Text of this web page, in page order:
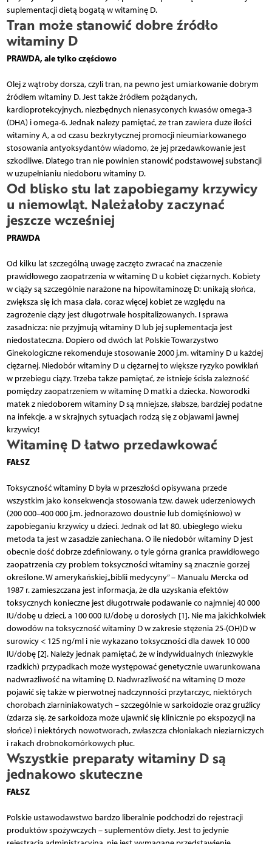
suplementacji dietą bogatą w witaminę D.
Tran może stanowić dobre źródło
witaminy D
PRAWDA, ale tylko częściowo
Olej z wątroby dorsza, czyli tran, na pewno jest umiarkowanie dobrym
źródłem witaminy D. Jest także źródłem pożądanych,
kardioprotekcyjnych, niezbędnych nienasyconych kwasów omega-3
(DHA) i omega-6. Jednak należy pamiętać, że tran zawiera duże ilości
witaminy A, a od czasu bezkrytycznej promocji nieumiarkowanego
stosowania antyoksydantów wiadomo, że jej przedawkowanie jest
szkodliwe. Dlatego tran nie powinien stanowić podstawowej substancji
w uzupełnianiu niedoboru witaminy D.
Od blisko stu lat zapobiegamy krzywicy
u niemowląt. Należałoby zaczynać
jeszcze wcześniej
PRAWDA
Od kilku lat szczególną uwagę zaczęto zwracać na znaczenie
prawidłowego zaopatrzenia w witaminę D u kobiet ciężarnych. Kobiety
w ciąży są szczególnie narażone na hipowitaminozę D: unikają słońca,
zwiększa się ich masa ciała, coraz więcej kobiet ze względu na
zagrożenie ciąży jest długotrwale hospitalizowanych. I sprawa
zasadnicza: nie przyjmują witaminy D lub jej suplementacja jest
niedostateczna. Dopiero od dwóch lat Polskie Towarzystwo
Ginekologiczne rekomenduje stosowanie 2000 j.m. witaminy D u każdej
ciężarnej. Niedobór witaminy D u ciężarnej to większe ryzyko powikłań
w przebiegu ciąży. Trzeba także pamiętać, że istnieje ścisła zależność
pomiędzy zaopatrzeniem w witaminę D matki a dziecka. Noworodki
matek z niedoborem witaminy D są mniejsze, słabsze, bardziej podatne
na infekcje, a w skrajnych sytuacjach rodzą się z objawami jawnej
krzywicy!
Witaminę D łatwo przedawkować
FAŁSZ
Toksyczność witaminy D była w przeszłości opisywana przede
wszystkim jako konsekwencja stosowania tzw. dawek uderzeniowych
(200 000–400 000 j.m. jednorazowo doustnie lub domięśniowo) w
zapobieganiu krzywicy u dzieci. Jednak od lat 80. ubiegłego wieku
metoda ta jest w zasadzie zaniechana. O ile niedobór witaminy D jest
obecnie dość dobrze zdefiniowany, o tyle górna granica prawidłowego
zaopatrzenia czy problem toksyczności witaminy są znacznie gorzej
określone. W amerykańskiej „biblii medycyny” – Manualu Mercka od
1987 r. zamieszczana jest informacja, że dla uzyskania efektów
toksycznych konieczne jest długotrwałe podawanie co najmniej 40 000
IU/dobę u dzieci, a 100 000 IU/dobę u dorosłych [1]. Nie ma jakichkolwiek
dowodów na toksyczność witaminy D w zakresie stężenia 25-(OH)D w
surowicy < 125 ng/ml i nie wykazano toksyczności dla dawek 10 000
IU/dobę [2]. Należy jednak pamiętać, że w indywidualnych (niezwykle
rzadkich) przypadkach może występować genetycznie uwarunkowana
nadwrażliwość na witaminę D. Nadwrażliwość na witaminę D może
pojawić się także w pierwotnej nadczynności przytarczyc, niektórych
chorobach ziarniniakowatych – szczególnie w sarkoidozie oraz gruźlicy
(zdarza się, że sarkoidoza może ujawnić się klinicznie po ekspozycji na
słońce) i niektórych nowotworach, zwłaszcza chłoniakach nieziarniczych
i rakach drobnokomórkowych płuc.
Wszystkie preparaty witaminy D są
jednakowo skuteczne
FAŁSZ
Polskie ustawodawstwo bardzo liberalnie podchodzi do rejestracji
produktów spożywczych – suplementów diety. Jest to jedynie